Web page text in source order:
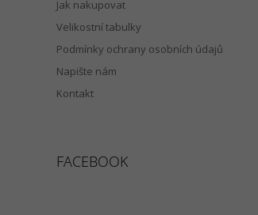
Jak nakupovat
Velikostní tabulky
Podmínky ochrany osobních údajů
Napište nám
Kontakt
FACEBOOK